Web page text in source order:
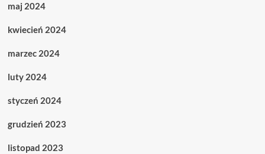
maj 2024
kwiecień 2024
marzec 2024
luty 2024
styczeń 2024
grudzień 2023
listopad 2023